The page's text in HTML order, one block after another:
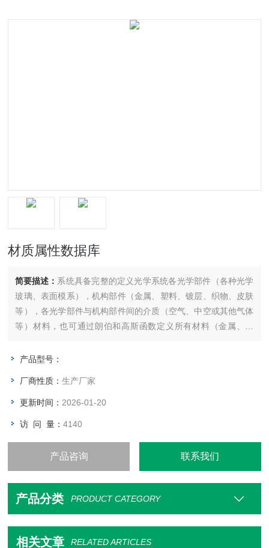
材质属性数据库
简要描述： 系统具备完整的定义光学系统各光学部件（各种光学
玻璃、表面模系），机构部件（金属、塑料、镀层、织物、皮肤
等），各光学部件与机构部件间的介质（空气、中空或其他气体
等）材料，也可通过朗伯和高斯函数定义所有材料（金属、塑
透射，散射，偏振等特定性质。
产品型号：
厂商性质：生产厂家
更新时间： 2026-01-20
访 问 量：4140
产品咨询 联系我们
产品分类 PRODUCT CATEGORY
相关文章 RELATED ARTICLES